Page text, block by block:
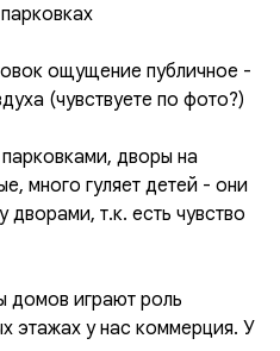
ощущение публичное -
(чувствуете по фото?)
дворы на
много гуляет детей - они
дворами, т.к. есть чувство
домов играют роль
этажах у нас коммерция. У